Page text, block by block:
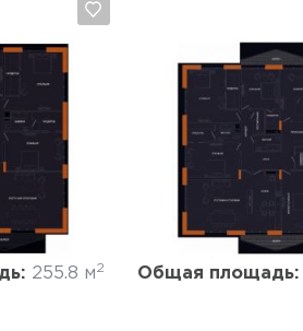
255.8 м2
Общая площадь:
Да, удалить Отмена